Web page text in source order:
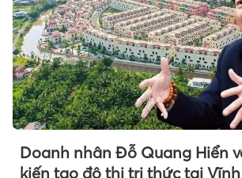
Doanh nhân Đỗ Quang Hiển
kiến tạo đô thị tri thức tại